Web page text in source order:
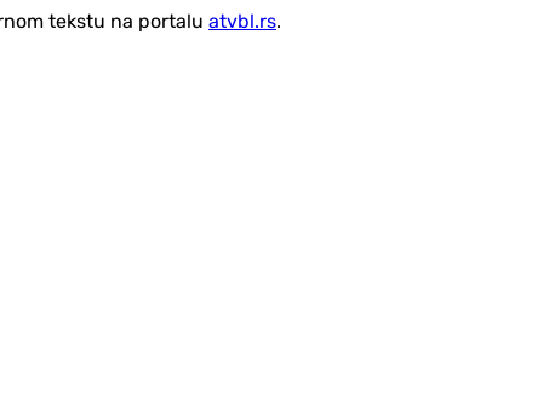
tekstu na portalu atvbl.rs.